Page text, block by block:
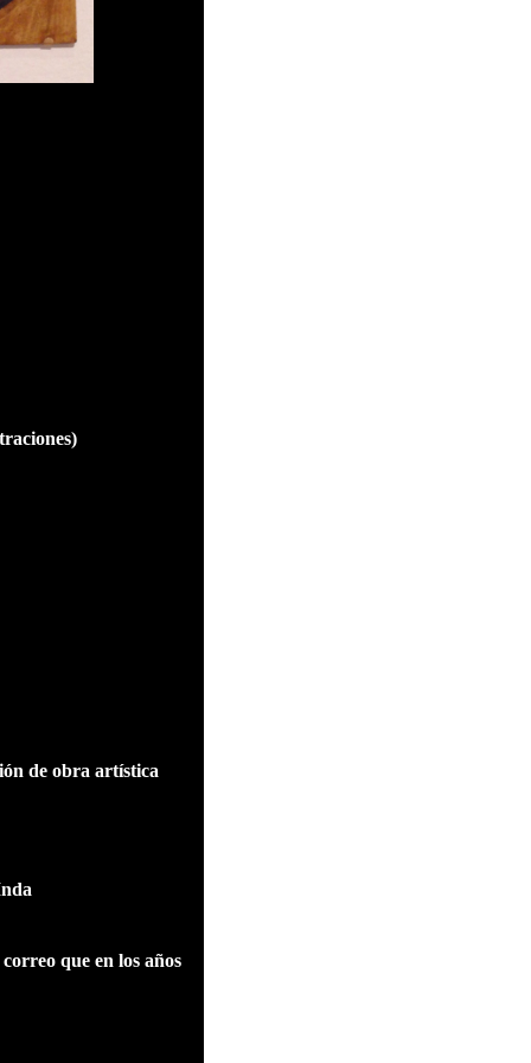
de obra artística
que en los años